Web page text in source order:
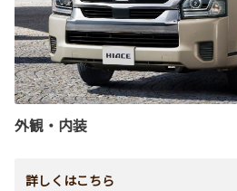
外観・内装
詳しくはこちら